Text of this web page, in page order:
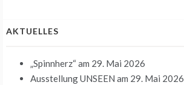
AKTUELLES
„Spinnherz“ am 29. Mai 2026
Ausstellung UNSEEN am 29. Mai 2026